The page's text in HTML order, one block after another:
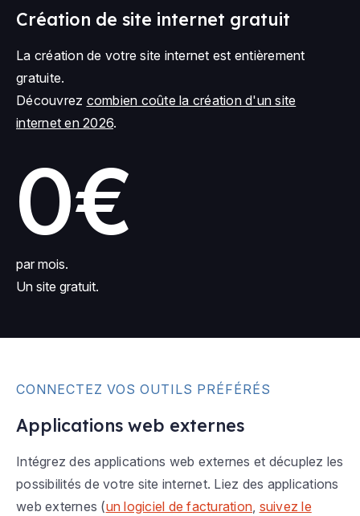
Création de site internet gratuit
La création de votre site internet est entièrement
gratuite.
Découvrez combien coûte la création d'un site
internet en 2026.
0€
par mois.
Un site gratuit.
CONNECTEZ VOS OUTILS PRÉFÉRÉS
Applications web externes
Intégrez des applications web externes et décuplez les
possibilités de votre site internet. Liez des applications
web externes (un logiciel de facturation, suivez le